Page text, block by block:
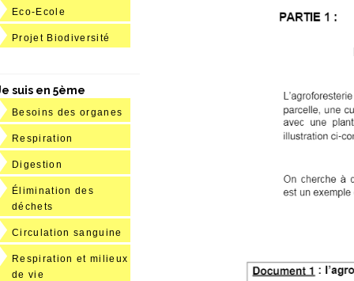
Eco-Ecole
Projet Biodiversité
suis en 5ème
Besoins des organes
Respiration
Digestion
Élimination des
déchets
Circulation sanguine
Respiration et milieux
de vie